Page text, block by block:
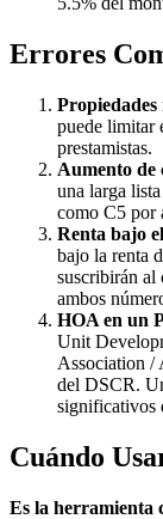
Errores
Propiedades
puede limitar
prestamistas.
Aumento de
una larga
como C5 por
Renta bajo
bajo la renta
suscribirán al
ambos
HOA en un
Unit
Association /
del DSCR.
significativos
Cuándo
Es la herramienta